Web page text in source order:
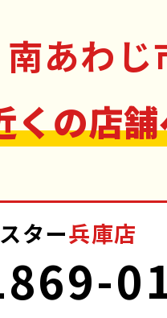
南あわじ
くの店
ター兵庫店